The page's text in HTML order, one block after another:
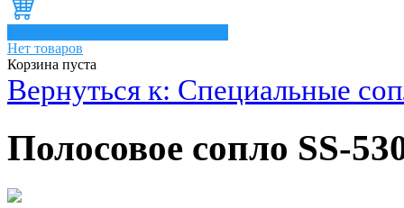
Нет товаров
Корзина пуста
Вернуться к: Специальные
Полосовое сопло SS-